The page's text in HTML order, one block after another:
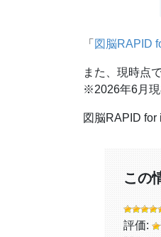
「 図脳RAPID
また、現時点
※2026年6月
図脳RAPID for
この
評価: